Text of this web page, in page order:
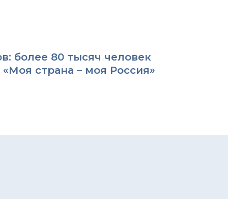
более 80 тысяч человек
страна – моя Россия»